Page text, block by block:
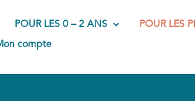
POUR LES 0 – 2 ANS POUR LES
compte